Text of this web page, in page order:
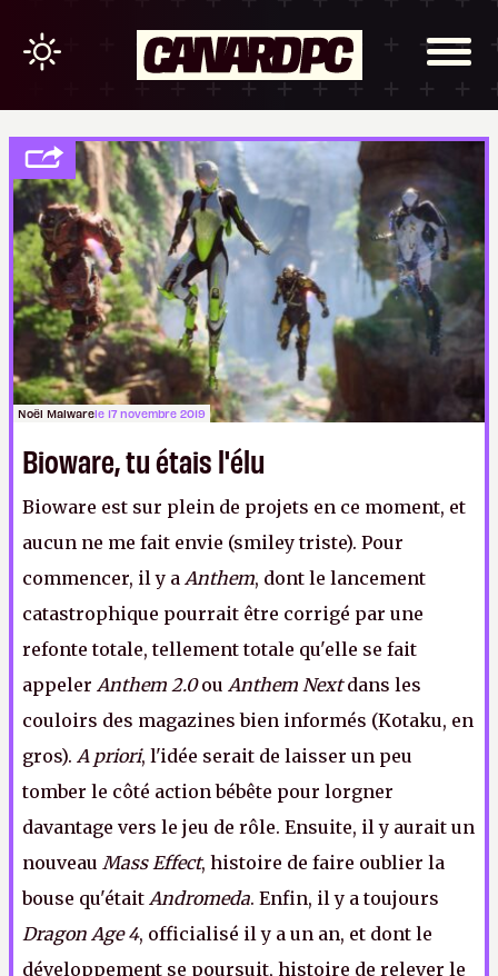
Noël Malwarele 17 novembre 2019
Bioware, tu étais l'élu
Bioware est sur plein de projets en ce moment, et
aucun ne me fait envie (smiley triste). Pour
commencer, il y a Anthem, dont le lancement
catastrophique pourrait être corrigé par une
refonte totale, tellement totale qu'elle se fait
appeler Anthem 2.0ou Anthem Nextdans les
couloirs des magazines bien informés (Kotaku, en
gros). A priori, l'idée serait de laisser un peu
tomber le côté action bébête pour lorgner
davantage vers le jeu de rôle. Ensuite, il y aurait un
nouveau Mass Effect, histoire de faire oublier la
bouse qu'était Andromeda. Enfin, il y a toujours
Dragon Age 4, officialisé il y a un an, et dont le
développement se poursuit, histoire de relever le